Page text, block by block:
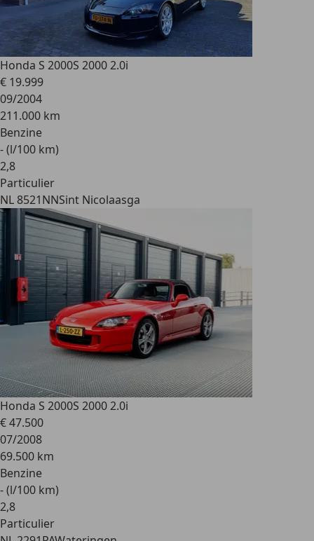
Honda S 2000S 2000 2.0i
€ 19.999
09/2004
211.000 km
Benzine
- (l/100 km)
2,8
Particulier
NL 8521NNSint Nicolaasga
Honda S 2000S 2000 2.0i
€ 47.500
07/2008
69.500 km
Benzine
- (l/100 km)
2,8
Particulier